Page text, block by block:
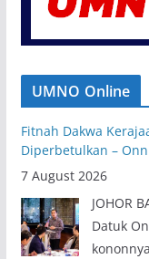
UMNO Online
Fitnah Dakwa
Diperbetulkan –
7 August 2026
JOHOR
Datuk
kononnya